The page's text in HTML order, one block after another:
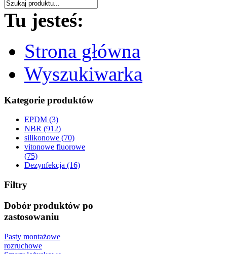
Tu jesteś:
Strona główna
Wyszukiwarka
Kategorie produktów
EPDM (3)
NBR (912)
silikonowe (70)
vitonowe fluorowe
(75)
Dezynfekcja (16)
Filtry
Dobór produktów po
zastosowaniu
Pasty montażowe
rozruchowe